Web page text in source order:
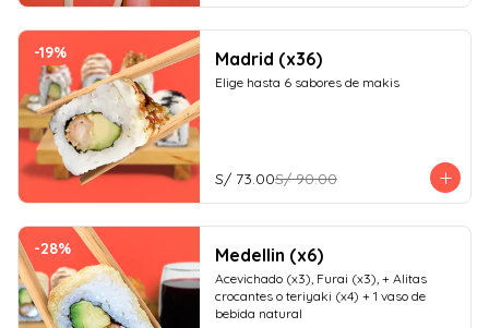
-19% Madrid (x36)
Elige hasta 6 sabores de makis
S/ 73.00S/ 90.00
-28% Medellin (x6)
Acevichado (x3), Furai (x3), + Alitas
crocantes o teriyaki (x4) + 1 vaso de
bebida natural